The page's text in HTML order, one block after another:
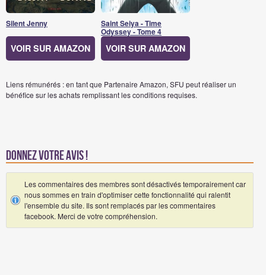
Silent Jenny
VOIR SUR AMAZON
Saint Seiya - Time
Odyssey - Tome 4
VOIR SUR AMAZON
Liens rémunérés : en tant que Partenaire Amazon, SFU peut réaliser un
bénéfice sur les achats remplissant les conditions requises.
Donnez votre avis !
Les commentaires des membres sont désactivés temporairement car
nous sommes en train d'optimiser cette fonctionnalité qui ralentit
l'ensemble du site. Ils sont remplacés par les commentaires
facebook. Merci de votre compréhension.